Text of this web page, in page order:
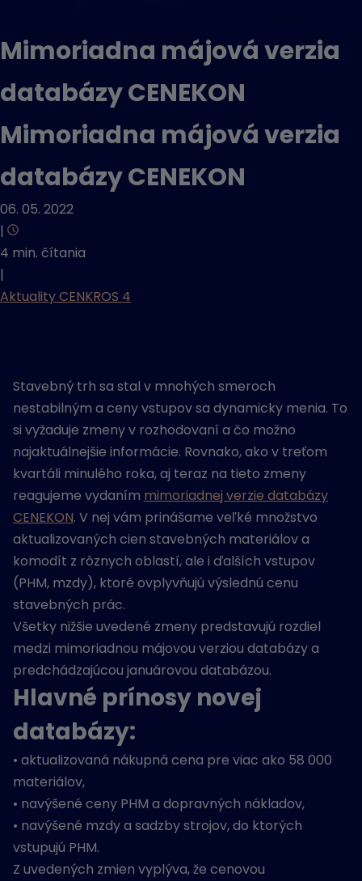
Mimoriadna májová verzia
databázy CENEKON
Mimoriadna májová verzia
databázy CENEKON
06. 05. 2022
|
4 min. čítania
|
Aktuality CENKROS 4
Stavebný trh sa stal v mnohých smeroch
nestabilným a ceny vstupov sa dynamicky menia. To
si vyžaduje zmeny v rozhodovaní a čo možno
najaktuálnejšie informácie. Rovnako, ako v treťom
kvartáli minulého roka, aj teraz na tieto zmeny
reagujeme vydaním mimoriadnej verzie databázy
CENEKON. V nej vám prinášame veľké množstvo
aktualizovaných cien stavebných materiálov a
komodít z rôznych oblastí, ale i ďalších vstupov
(PHM, mzdy), ktoré ovplyvňujú výslednú cenu
stavebných prác.
Všetky nižšie uvedené zmeny predstavujú rozdiel
medzi mimoriadnou májovou verziou databázy a
predchádzajúcou januárovou databázou.
Hlavné prínosy novej
databázy:
• aktualizovaná nákupná cena pre viac ako 58 000
materiálov,
• navýšené ceny PHM a dopravných nákladov,
• navýšené mzdy a sadzby strojov, do ktorých
vstupujú PHM.
Z uvedených zmien vyplýva, že cenovou